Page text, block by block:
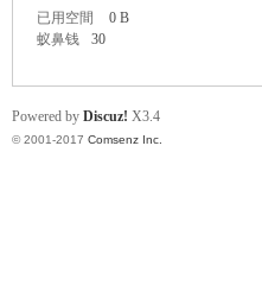
已用空間
0 B
蚁鼻钱
30
Powered by Discuz! X3.4
© 2001-2017 Comsenz Inc.